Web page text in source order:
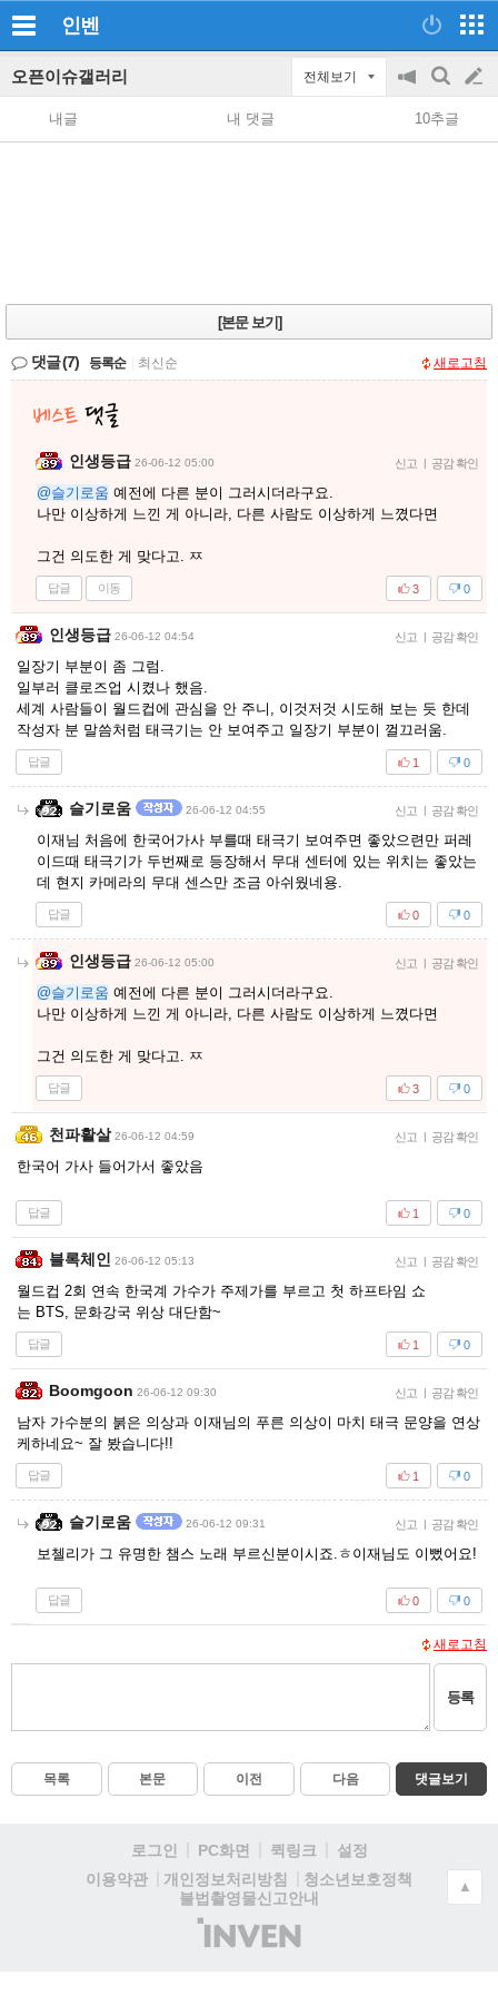
인벤
오픈이슈갤러리 전체보기
공
지
on/off
검
색
글
쓰
내글 내 댓글 10추글
[본문 보기]
댓글(7) 등록순 최신순 새로고침
인생등급 26-06-12 05:00 신고 | 공감 확인
@슬기로움 예전에 다른 분이 그러시더라구요.
나만 이상하게 느낀 게 아니라, 다른 사람도 이상하게 느꼈다면
그건 의도한 게 맞다고. ㅉ
답글 이동 0
3
인생등급 26-06-12 04:54 신고 | 공감 확인
일장기 부분이 좀 그럼.
일부러 클로즈업 시켰나 했음.
세계 사람들이 월드컵에 관심을 안 주니, 이것저것 시도해 보는 듯 한데
작성자 분 말씀처럼 태극기는 안 보여주고 일장기 부분이 껄끄러움.
답글 0
1
슬기로움 26-06-12 04:55 신고 | 공감 확인
이재님 처음에 한국어가사 부를때 태극기 보여주면 좋았으련만 퍼레
이드때 태극기가 두번째로 등장해서 무대 센터에 있는 위치는 좋았는
데 현지 카메라의 무대 센스만 조금 아쉬웠네용.
답글 0
0
인생등급 26-06-12 05:00 신고 | 공감 확인
@슬기로움 예전에 다른 분이 그러시더라구요.
나만 이상하게 느낀 게 아니라, 다른 사람도 이상하게 느꼈다면
그건 의도한 게 맞다고. ㅉ
답글 0
3
천파활살 26-06-12 04:59 신고 | 공감 확인
한국어 가사 들어가서 좋았음
답글 0
1
블록체인 26-06-12 05:13 신고 | 공감 확인
월드컵 2회 연속 한국계 가수가 주제가를 부르고 첫 하프타임 쇼
는 BTS, 문화강국 위상 대단함~
답글 0
1
Boomgoon 26-06-12 09:30 신고 | 공감 확인
남자 가수분의 붉은 의상과 이재님의 푸른 의상이 마치 태극 문양을 연상
케하네요~ 잘 봤습니다!!
답글 0
1
슬기로움 26-06-12 09:31 신고 | 공감 확인
보첼리가 그 유명한 챔스 노래 부르신분이시죠.ㅎ이재님도 이뻤어요!
답글 0
0
새로고침
등록
목록 본문 이전 다음 댓글보기
로그인 PC화면 퀵링크
설정
이용약관
개인정보처리방침
청소년보호정책
불법촬영물신고안내
(주)
인
▲